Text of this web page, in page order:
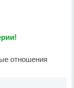
отношения